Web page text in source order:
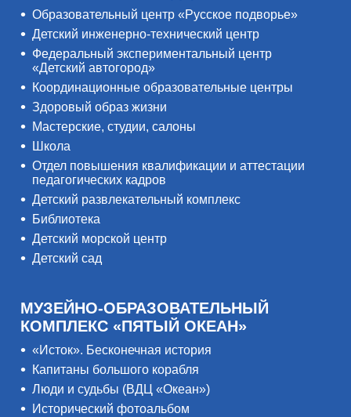
Образовательный центр «Русское подворье»
Детский инженерно-технический центр
Федеральный экспериментальный центр
«Детский автогород»
Координационные образовательные центры
Здоровый образ жизни
Мастерские, студии, салоны
Школа
Отдел повышения квалификации и аттестации
педагогических кадров
Детский развлекательный комплекс
Библиотека
Детский морской центр
Детский сад
МУЗЕЙНО-ОБРАЗОВАТЕЛЬНЫЙ
КОМПЛЕКС «ПЯТЫЙ ОКЕАН»
«Исток». Бесконечная история
Капитаны большого корабля
Люди и судьбы (ВДЦ «Океан»)
Исторический фотоальбом